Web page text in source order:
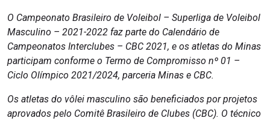
O Campeonato Brasileiro de Voleibol – Superliga de Voleibol
Masculino – 2021-2022 faz parte do Calendário de
Campeonatos Interclubes – CBC 2021, e os atletas do Minas
participam conforme o Termo de Compromisso nº 01 –
Ciclo Olímpico 2021/2024, parceria Minas e CBC.
Os atletas do vôlei masculino são beneficiados por projetos
aprovados pelo Comitê Brasileiro de Clubes (CBC). O técnico